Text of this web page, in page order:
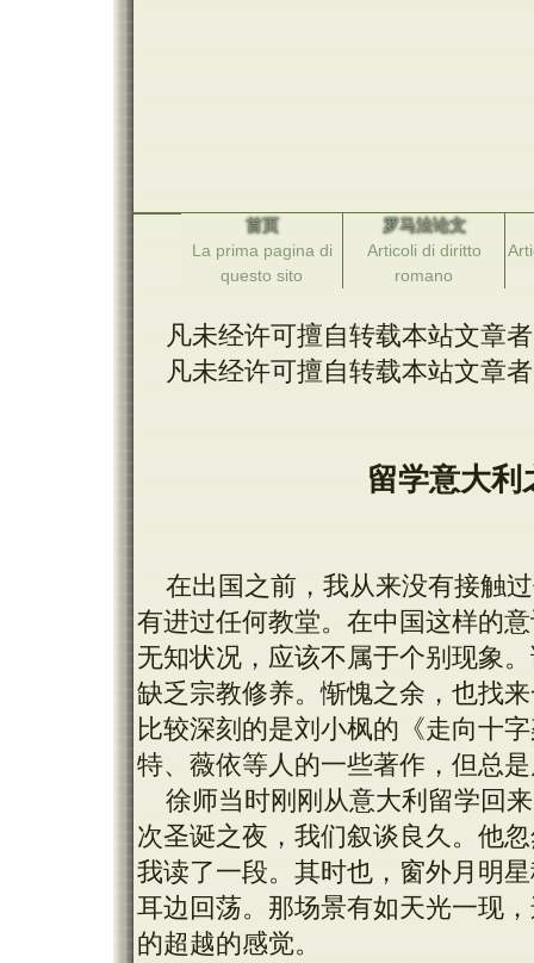
首页
La prima pagina di
questo sito
罗马法论文
Articoli di diritto
romano
凡未经许可擅自转载本站文章
凡未经许可擅自转载本站文章
留学意大利
在出国之前，我从来没有接触
有进过任何教堂。在中国这样的
无知状况，应该不属于个别现象
缺乏宗教修养。惭愧之余，也找
比较深刻的是刘小枫的《走向十
特、薇依等人的一些著作，但总
徐师当时刚刚从意大利留学回
次圣诞之夜，我们叙谈良久。他
我读了一段。其时也，窗外月明
耳边回荡。那场景有如天光一现
的超越的感觉。